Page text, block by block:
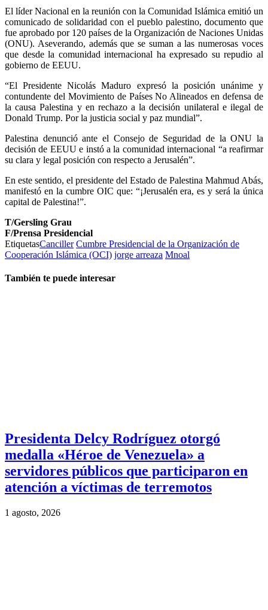
El líder Nacional en la reunión con la Comunidad Islámica emitió un
comunicado de solidaridad con el pueblo palestino, documento que
fue aprobado por 120 países de la Organización de Naciones Unidas
(ONU). Aseverando, además que se suman a las numerosas voces
que desde la comunidad internacional ha expresado su repudio al
gobierno de EEUU.
“El Presidente Nicolás Maduro expresó la posición unánime y
contundente del Movimiento de Países No Alineados en defensa de
la causa Palestina y en rechazo a la decisión unilateral e ilegal de
Donald Trump. Por la justicia social y paz mundial”.
Palestina denunció ante el Consejo de Seguridad de la ONU la
decisión de EEUU e instó a la comunidad internacional “a reafirmar
su clara y legal posición con respecto a Jerusalén”.
En este sentido, el presidente del Estado de Palestina Mahmud Abás,
manifestó en la cumbre OIC que: “¡Jerusalén era, es y será la única
capital de Palestina!”.
T/Gersling Grau
F/Prensa Presidencial
EtiquetasCanciller Cumbre Presidencial de la Organización de
Cooperación Islámica (OCI) jorge arreaza Mnoal
También te puede interesar
Presidenta Delcy Rodríguez otorgó
medalla «Héroe de Venezuela» a
servidores públicos que participaron en
atención a víctimas de terremotos
1 agosto, 2026